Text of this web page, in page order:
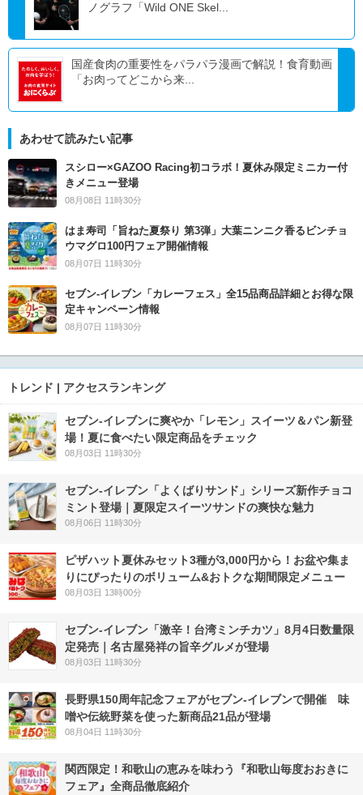
ノグラフ「Wild ONE Skel...
国産食肉の重要性をパラパラ漫画で解説！食育動画
「お肉ってどこから来...
あわせて読みたい記事
スシロー×GAZOO Racing初コラボ！夏休み限定ミニカー付
きメニュー登場
08月08日 11時30分
はま寿司「旨ねた夏祭り 第3弾」大葉ニンニク香るビンチョ
ウマグロ100円フェア開催情報
08月07日 11時30分
セブン‐イレブン「カレーフェス」全15品商品詳細とお得な限
定キャンペーン情報
08月07日 11時30分
トレンド | アクセスランキング
セブン‐イレブンに爽やか「レモン」スイーツ＆パン新登
場！夏に食べたい限定商品をチェック
08月03日 11時30分
セブン‐イレブン「よくばりサンド」シリーズ新作チョコ
ミント登場｜夏限定スイーツサンドの爽快な魅力
08月06日 11時30分
ピザハット夏休みセット3種が3,000円から！お盆や集ま
りにぴったりのボリューム&おトクな期間限定メニュー
08月03日 13時00分
セブン-イレブン「激辛！台湾ミンチカツ」8月4日数量限
定発売｜名古屋発祥の旨辛グルメが登場
08月03日 11時30分
長野県150周年記念フェアがセブン-イレブンで開催 味
噌や伝統野菜を使った新商品21品が登場
08月04日 11時30分
関西限定！和歌山の恵みを味わう『和歌山毎度おおきに
フェア』全商品徹底紹介